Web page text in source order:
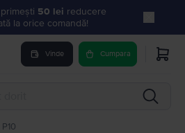
primești 50 lei reducere
la orice comandă!
Vinde Cumpara
P10